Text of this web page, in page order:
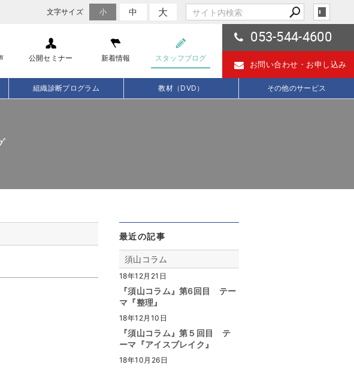
文字サイズ 小 中 大
公開セミナー 新着情報 スタッフブログ
053-544-4600
お問い合わせ・ お申し込み
組織診断プログラム 教材（DVD） その他のサービス
最近の記事
須山コラム
18年12月21日
『須山コラム』第6回目 テー
マ『整理』
18年12月10日
『須山コラム』第５回目 テ
ーマ『アイスブレイク』
18年10月26日